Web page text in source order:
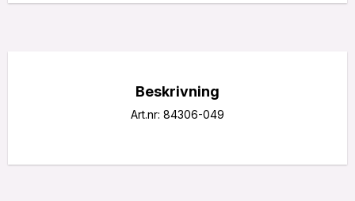
Beskrivning
Art.nr: 84306-049